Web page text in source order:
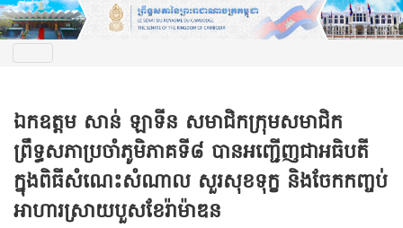
ឯកឧត្តម សាន់ ឡាទីន សមាជិកក្រុមសមាជិក
ព្រឹទ្ធសភាប្រចាំភូមិភាគទី៨ បានអញ្ជើញជាអធិបតី
ក្នុងពិធីសំណេះសំណាល សួរសុខទុក្ខ និងចែកកញ្ចប់
អាហារស្រាយបួសខែរ៉ាម៉ាឌន